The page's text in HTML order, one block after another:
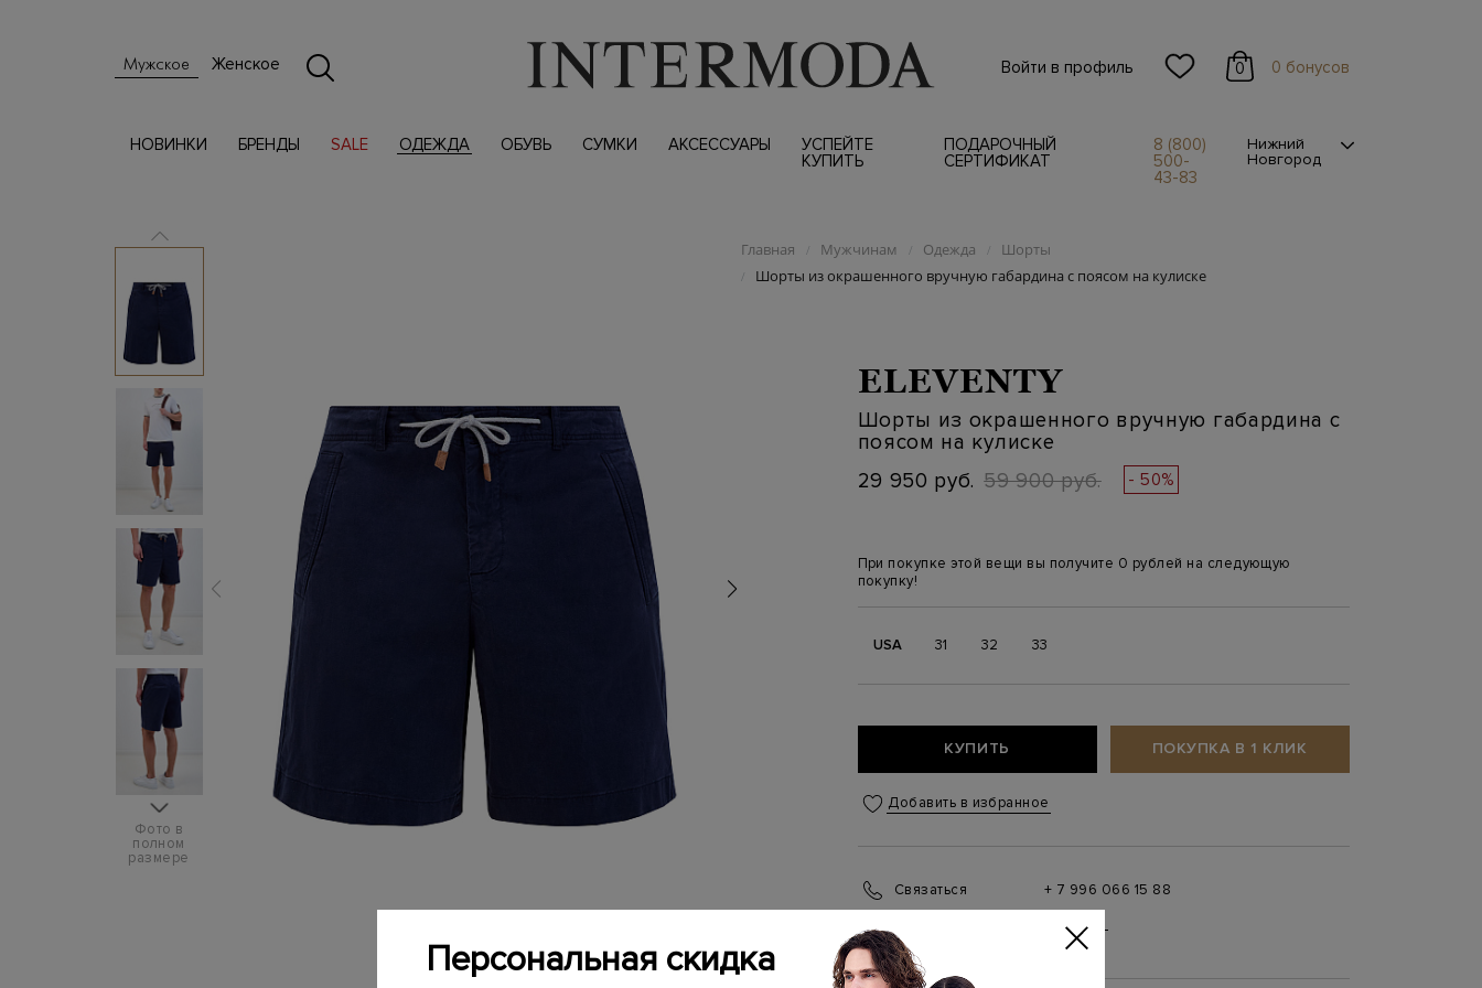
Мужское Женское Войти в профиль 0 0 бонусов
НОВИНКИ БРЕНДЫ SALE ОДЕЖДА ОБУВЬ СУМКИ АКСЕССУАРЫ
УСПЕЙТЕ
КУПИТЬ
ПОДАРОЧНЫЙ
СЕРТИФИКАТ
8 (800)
500-
43-83
Нижний
Новгород
Фото в
полном
размере
Главная / Мужчинам / Одежда / Шорты
/ Шорты из окрашенного вручную габардина с поясом на кулиске
ELEVENTY
Шорты из окрашенного вручную габардина с
поясом на кулиске
29 950 руб. 59 900 руб. - 50%
При покупке этой вещи вы получите 0 рублей на следующую
покупку!
USA 31 32 33
КУПИТЬ ПОКУПКА В 1 КЛИК
Добавить в избранное
Связаться
+ 7 996 066 15 88
(ежедневно с 10:00 до 21:00)
Персональная скидка